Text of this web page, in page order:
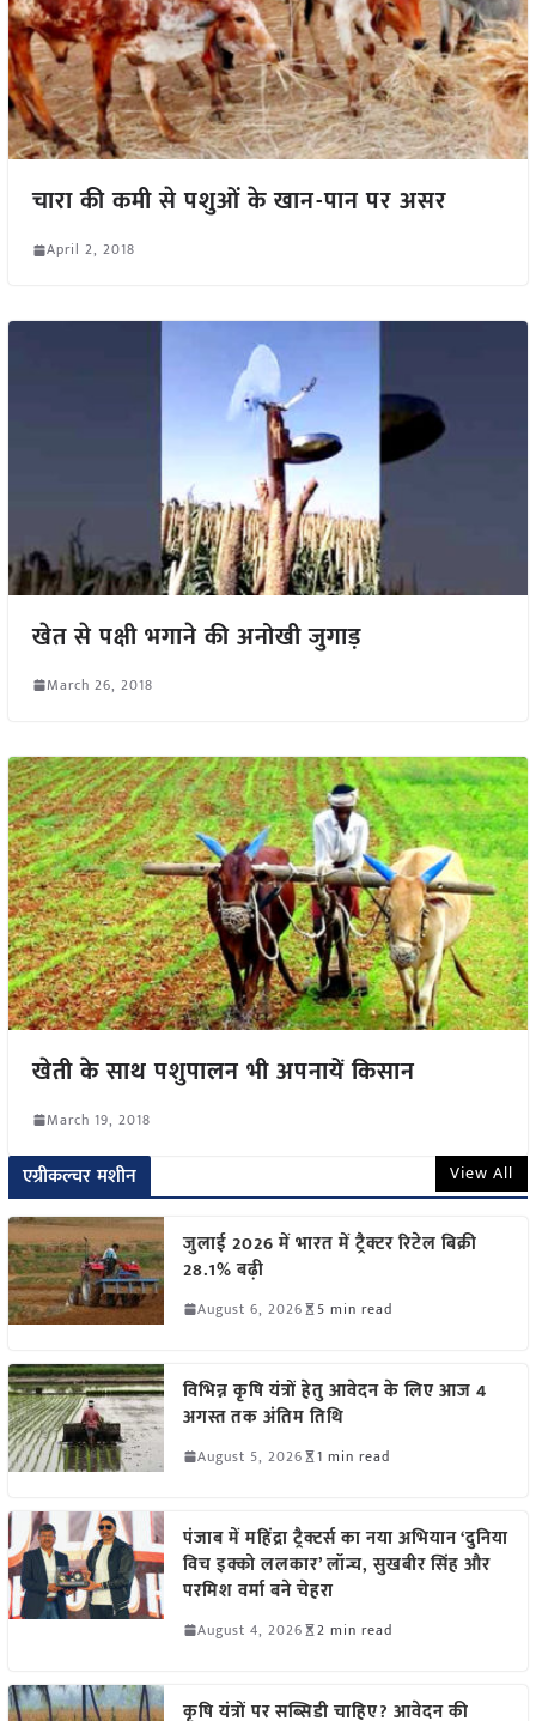
चारा की कमी से पशुओं के खान-पान पर असर
April 2, 2018
खेत से पक्षी भगाने की अनोखी जुगाड़
March 26, 2018
खेती के साथ पशुपालन भी अपनायें किसान
March 19, 2018
एग्रीकल्चर मशीन View All
जुलाई 2026 में भारत में ट्रैक्टर रिटेल बिक्री
28.1% बढ़ी
August 6, 2026 5 min read
विभिन्न कृषि यंत्रों हेतु आवेदन के लिए आज 4
अगस्त तक अंतिम तिथि
August 5, 2026 1 min read
पंजाब में महिंद्रा ट्रैक्टर्स का नया अभियान ‘दुनिया
विच इक्को ललकार’ लॉन्च, सुखबीर सिंह और
परमिश वर्मा बने चेहरा
August 4, 2026 2 min read
कृषि यंत्रों पर सब्सिडी चाहिए? आवेदन की